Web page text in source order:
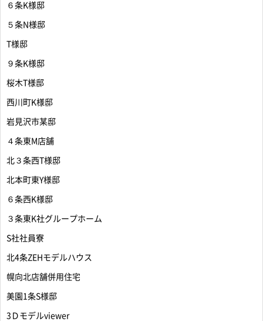
６条K様邸
５条N様邸
T様邸
９条K様邸
桜木T様邸
西川町K様邸
岩見沢市某邸
４条東M店舗
北３条西T様邸
北本町東Y様邸
６条西K様邸
３条東K社グループホーム
S社社員寮
北4条ZEHモデルハウス
幌向北店舗併用住宅
美園1条S様邸
3Ｄモデルviewer